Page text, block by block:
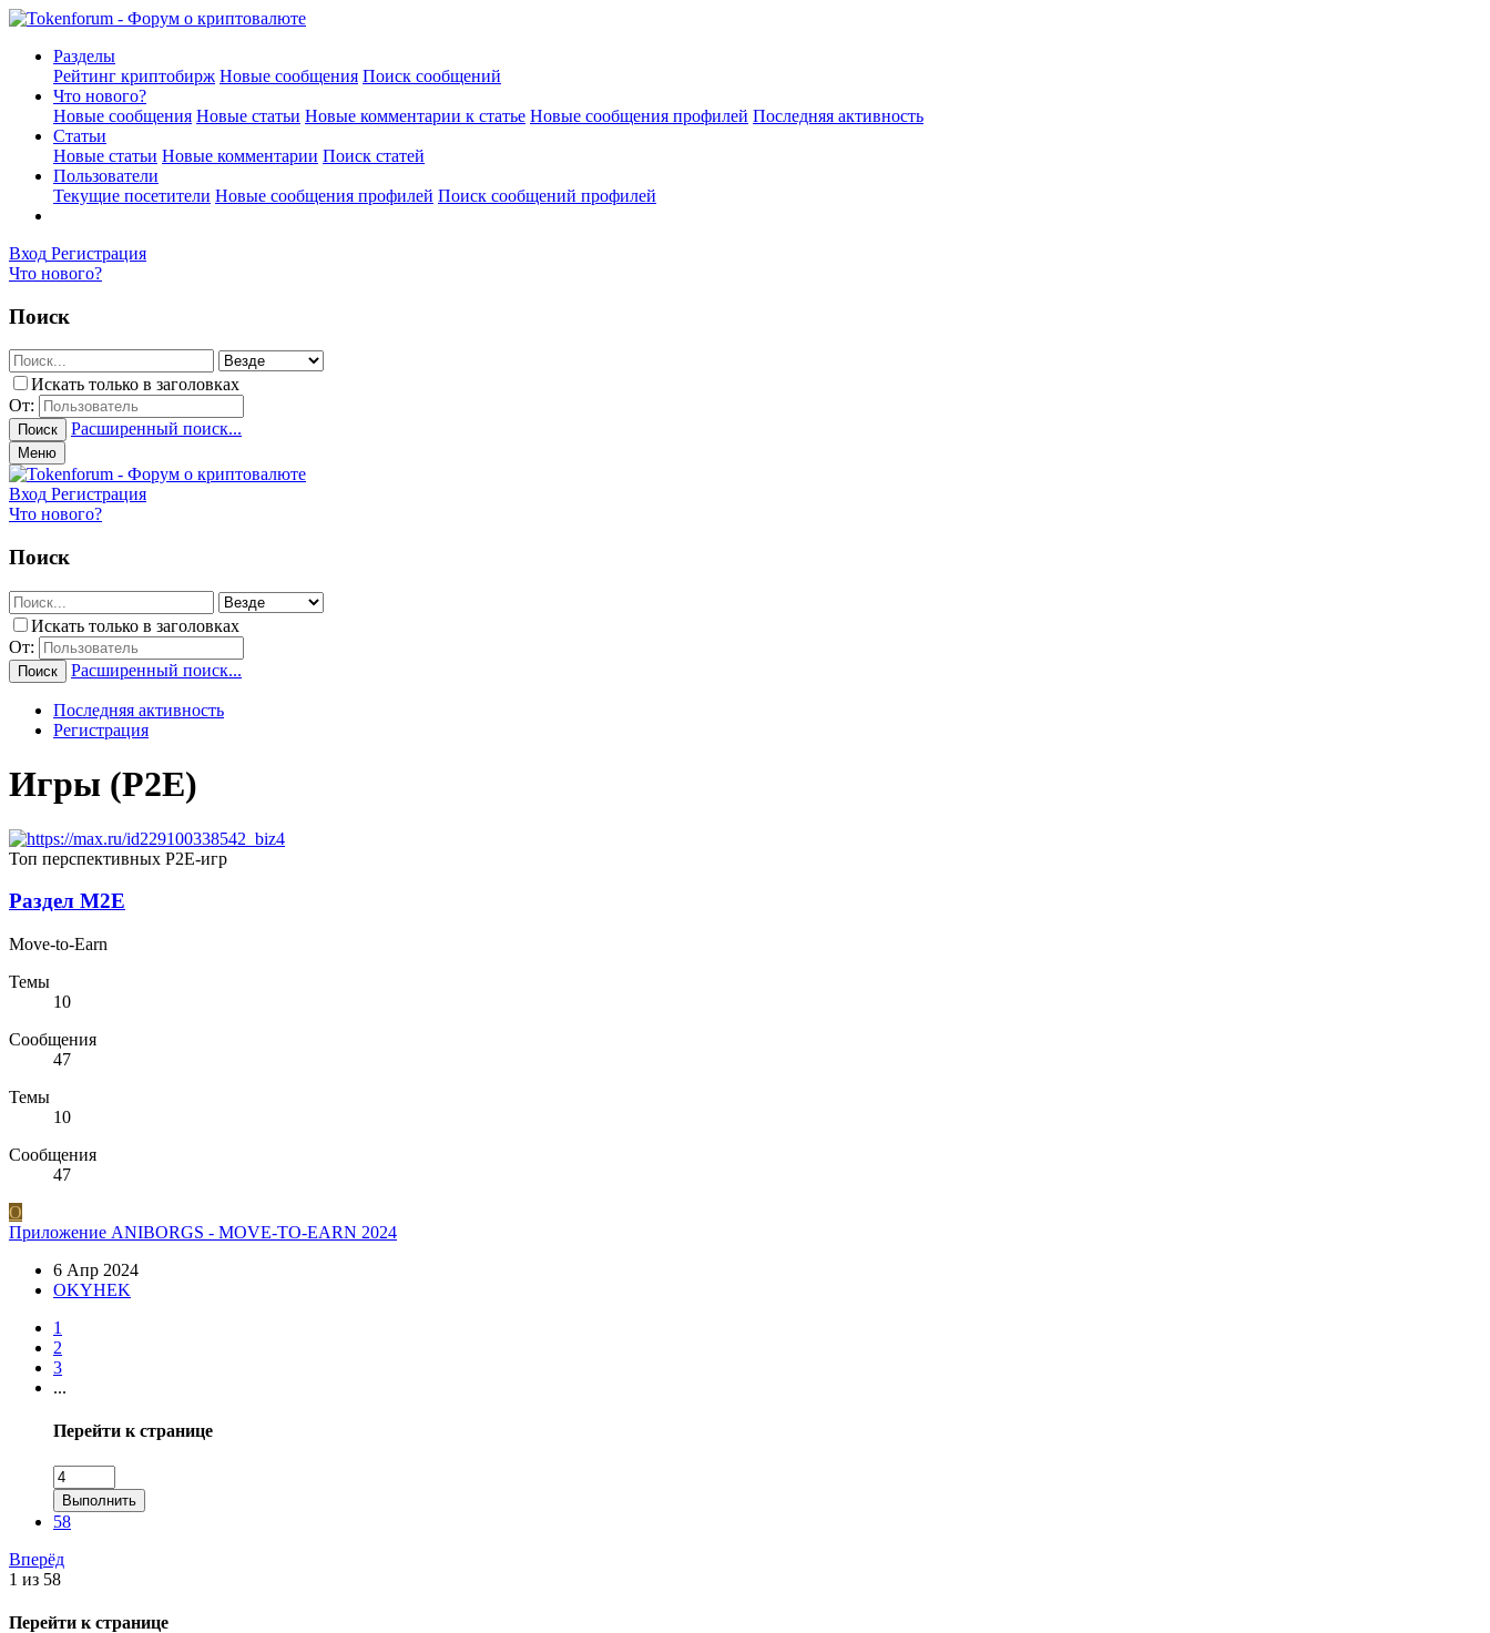
Разделы
Рейтинг криптобирж Новые сообщения Поиск сообщений
Что нового?
Новые сообщения Новые статьи Новые комментарии к статье Новые сообщения профилей Последняя активность
Статьи
Новые статьи Новые комментарии Поиск статей
Пользователи
Текущие посетители Новые сообщения профилей Поиск сообщений профилей
Вход Регистрация
Что нового?
Поиск
Искать только в заголовках
От:
Поиск Расширенный поиск...
Меню
Вход Регистрация
Что нового?
Поиск
Искать только в заголовках
От:
Поиск Расширенный поиск...
Последняя активность
Регистрация
Игры (P2E)
Топ перспективных P2E-игр
Раздел M2E
Move-to-Earn
Темы
10
Сообщения
47
Темы
10
Сообщения
47
O
Приложение ANIBORGS - MOVE-TO-EARN 2024
6 Апр 2024
OKYHEK
1
2
3
...
Перейти к странице
Выполнить
58
Вперёд
1 из 58
Перейти к странице